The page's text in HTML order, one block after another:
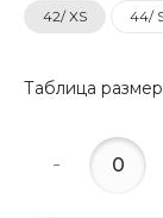
42/ XS
44/
Таблица
-